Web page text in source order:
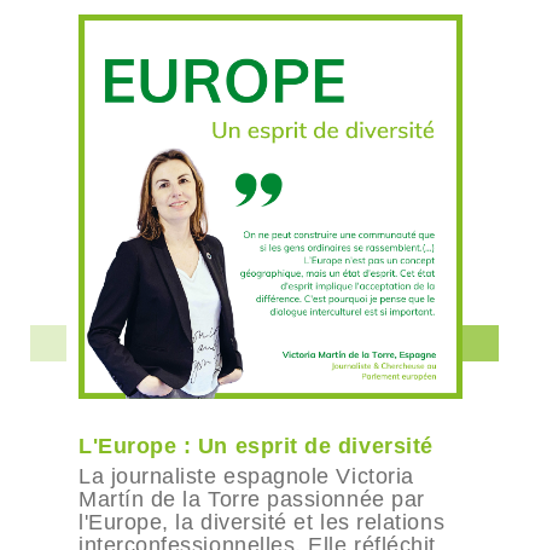
L'Europe : Un esprit de diversité
La journaliste espagnole Victoria
Martín de la Torre passionnée par
l'Europe, la diversité et les relations
interconfessionnelles. Elle réfléchit